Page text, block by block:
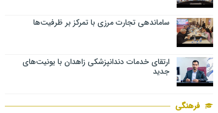
ساماندهی تجارت مرزی با تمرکز بر ظرفیت‌ها
ارتقای خدمات دندانپزشکی زاهدان با یونیت‌های
جدید
فرهنگی